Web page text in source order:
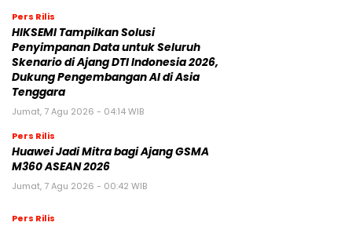
Pers Rilis
HIKSEMI Tampilkan Solusi
Penyimpanan Data untuk Seluruh
Skenario di Ajang DTI Indonesia 2026,
Dukung Pengembangan AI di Asia
Tenggara
Jumat, 7 Agu 2026 - 04:14 WIB
Pers Rilis
Huawei Jadi Mitra bagi Ajang GSMA
M360 ASEAN 2026
Jumat, 7 Agu 2026 - 00:42 WIB
Pers Rilis